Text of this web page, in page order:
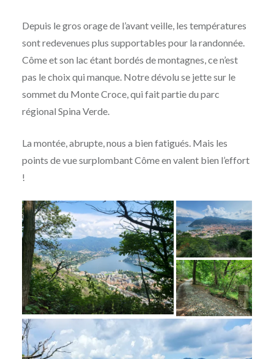
Depuis le gros orage de l’avant veille, les températures
sont redevenues plus supportables pour la randonnée.
Côme et son lac étant bordés de montagnes, ce n’est
pas le choix qui manque. Notre dévolu se jette sur le
sommet du Monte Croce, qui fait partie du parc
régional Spina Verde.
La montée, abrupte, nous a bien fatigués. Mais les
points de vue surplombant Côme en valent bien l’effort
!